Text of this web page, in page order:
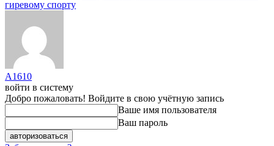
гиревому спорту
A1610
войти в систему
Добро пожаловать! Войдите в свою учётную запись
Ваше имя пользователя
Ваш пароль